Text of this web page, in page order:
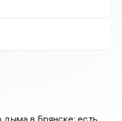
дыма в Брянске: есть